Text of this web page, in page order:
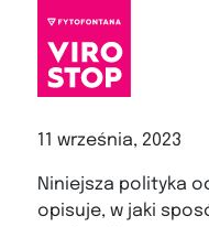
11 września, 2023
Niniejsza polityka
opisuje, w jaki